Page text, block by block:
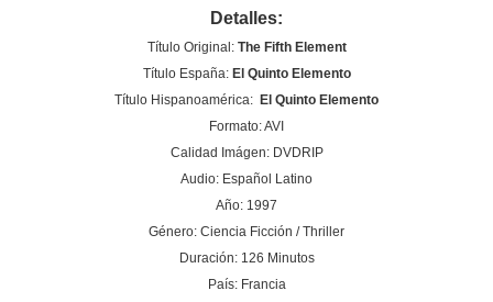
Detalles:
Título Original: The Fifth Element
Título España:El Quinto Elemento
Título Hispanoamérica: El Quinto Elemento
Formato: AVI
Calidad Imágen: DVDRIP
Audio: Español Latino
Año: 1997
Género: Ciencia Ficción / Thriller
Duración: 126 Minutos
País: Francia